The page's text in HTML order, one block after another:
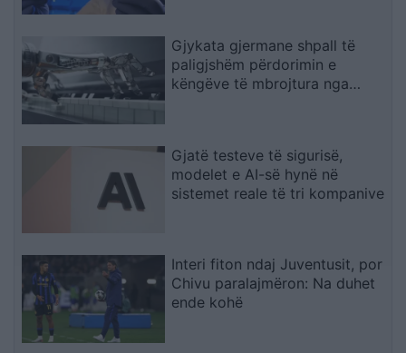
Gjykata gjermane shpall të
paligjshëm përdorimin e
këngëve të mbrojtura nga
Gjatë testeve të sigurisë,
modelet e AI-së hynë në
sistemet reale të tri kompanive
Interi fiton ndaj Juventusit, por
Chivu paralajmëron: Na duhet
ende kohë